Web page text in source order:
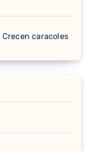
Crecen caracoles